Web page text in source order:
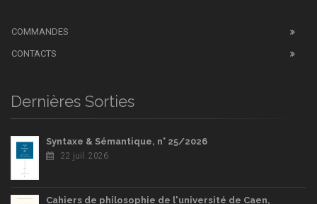
COMMANDES
CONTACTS
Dernières Sorties
Syntaxe & Sémantique, n° 25/2026
22 juil. 2026
Cahiers de philosophie de l'université de Caen,